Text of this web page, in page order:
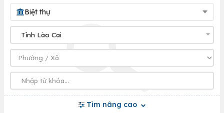
Biệt thự
Tìm nâng cao